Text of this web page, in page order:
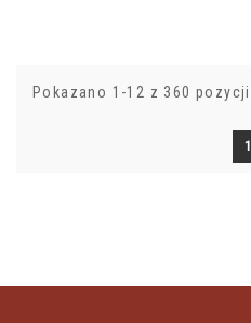
Pokazano 1-12 z 360 pozycji
1